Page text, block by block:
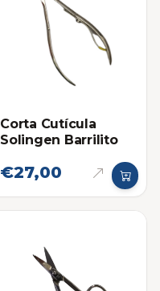
Corta Cutícula
Solingen Barrilito
€27,00